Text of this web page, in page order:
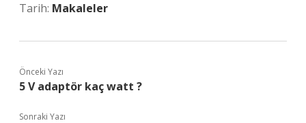
Tarih: Makaleler
Önceki Yazı
5 V adaptör kaç watt ?
Sonraki Yazı